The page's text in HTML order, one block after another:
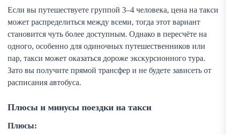
Если вы путешествуете группой 3–4 человека, цена на такси
может распределиться между всеми, тогда этот вариант
становится чуть более доступным. Однако в пересчёте на
одного, особенно для одиночных путешественников или
пар, такси может оказаться дороже экскурсионного тура.
Зато вы получите прямой трансфер и не будете зависеть от
расписания автобуса.
Плюсы и минусы поездки на такси
Плюсы: